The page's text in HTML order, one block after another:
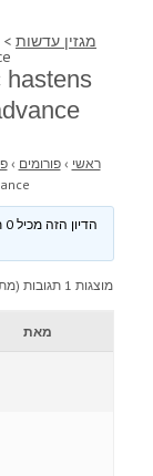
מגזין עדשות >
hastens
ראשי › פורומים ›
הדיון הזה מכיל 0 תגובות, ויש לו משתתף 1, והוא עודכן לאחרונה ע״י
מוצגות 1 תגובות (מתוך 1 סה״כ)
מאת